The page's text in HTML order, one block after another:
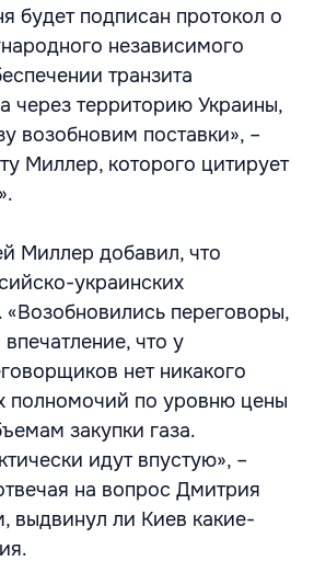
будет подписан протокол о
независимого
транзита
через территорию Украины,
возобновим поставки», –
Миллер, которого цитирует
Миллер добавил, что
украинских
«Возобновились переговоры,
что у
нет никакого
полномочий по уровню цены
закупки газа.
идут впустую», –
на вопрос Дмитрия
выдвинул ли Киев какие-